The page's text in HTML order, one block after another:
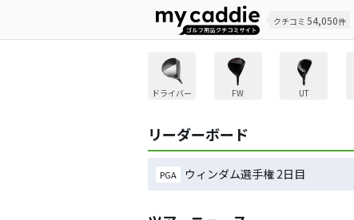
クチコミ 54,050件
ドライバー FW UT
リーダーボード
PGA ウィンダム選手権 2日目